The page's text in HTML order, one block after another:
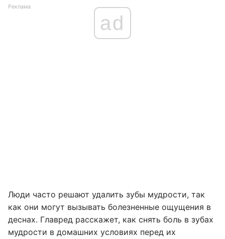
Реклама
ad
Люди часто решают удалить зубы мудрости, так
как они могут вызывать болезненные ощущения в
деснах. Главред расскажет, как снять боль в зубах
мудрости в домашних условиях перед их